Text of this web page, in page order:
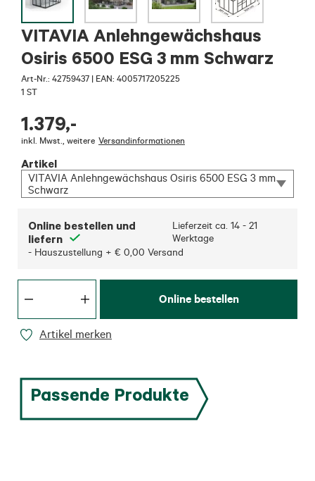
VITAVIA Anlehngewächshaus
Osiris 6500 ESG 3 mm Schwarz
Art-Nr.: 42759437 | EAN: 4005717205225
1 ST
1.379,-
inkl. Mwst. weitere Versandinformationen
Artikel
VITAVIA Anlehngewächshaus Osiris 6500 ESG 3 mm
Schwarz
Online bestellen und
liefern
Lieferzeit ca. 14 - 21
Werktage
- Hauszustellung + € 0,00 Versand
Online bestellen
Artikel merken
Passende Produkte